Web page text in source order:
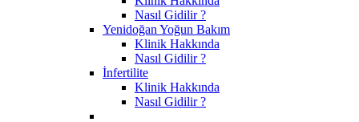
Nasıl Gidilir ?
Yenidoğan Yoğun Bakım
Klinik Hakkında
Nasıl Gidilir ?
İnfertilite
Klinik Hakkında
Nasıl Gidilir ?